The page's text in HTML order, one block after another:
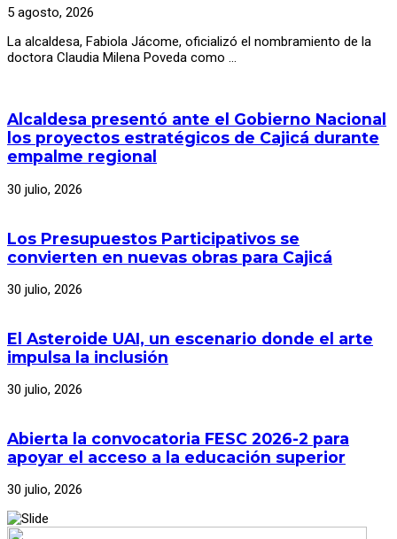
5 agosto, 2026
La alcaldesa, Fabiola Jácome, oficializó el nombramiento de la
doctora Claudia Milena Poveda como …
Alcaldesa presentó ante el Gobierno Nacional
los proyectos estratégicos de Cajicá durante
empalme regional
30 julio, 2026
Los Presupuestos Participativos se
convierten en nuevas obras para Cajicá
30 julio, 2026
El Asteroide UAI, un escenario donde el arte
impulsa la inclusión
30 julio, 2026
Abierta la convocatoria FESC 2026-2 para
apoyar el acceso a la educación superior
30 julio, 2026